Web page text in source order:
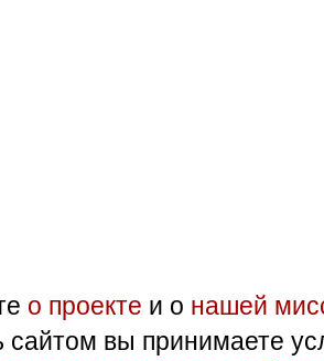
о проекте и о нашей
сайтом вы принимаете